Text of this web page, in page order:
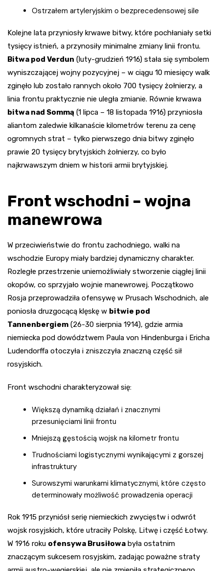
Ostrzałem artyleryjskim o bezprecedensowej sile
Kolejne lata przyniosły krwawe bitwy, które pochłaniały setki
tysięcy istnień, a przynosiły minimalne zmiany linii frontu.
Bitwa pod Verdun (luty-grudzień 1916) stała się symbolem
wyniszczającej wojny pozycyjnej – w ciągu 10 miesięcy walk
zginęło lub zostało rannych około 700 tysięcy żołnierzy, a
linia frontu praktycznie nie uległa zmianie. Równie krwawa
bitwa nad Sommą (1 lipca – 18 listopada 1916) przyniosła
aliantom zaledwie kilkanaście kilometrów terenu za cenę
ogromnych strat – tylko pierwszego dnia bitwy zginęło
prawie 20 tysięcy brytyjskich żołnierzy, co było
najkrwawszym dniem w historii armii brytyjskiej.
Front wschodni – wojna
manewrowa
W przeciwieństwie do frontu zachodniego, walki na
wschodzie Europy miały bardziej dynamiczny charakter.
Rozległe przestrzenie uniemożliwiały stworzenie ciągłej linii
okopów, co sprzyjało wojnie manewrowej. Początkowo
Rosja przeprowadziła ofensywę w Prusach Wschodnich, ale
poniosła druzgocącą klęskę w bitwie pod
Tannenbergiem (26-30 sierpnia 1914), gdzie armia
niemiecka pod dowództwem Paula von Hindenburga i Ericha
Ludendorffa otoczyła i zniszczyła znaczną część sił
rosyjskich.
Front wschodni charakteryzował się:
Większą dynamiką działań i znacznymi
przesunięciami linii frontu
Mniejszą gęstością wojsk na kilometr frontu
Trudnościami logistycznymi wynikającymi z gorszej
infrastruktury
Surowszymi warunkami klimatycznymi, które często
determinowały możliwość prowadzenia operacji
Rok 1915 przyniósł serię niemieckich zwycięstw i odwrót
wojsk rosyjskich, które utraciły Polskę, Litwę i część Łotwy.
W 1916 roku ofensywa Brusiłowa była ostatnim
znaczącym sukcesem rosyjskim, zadając poważne straty